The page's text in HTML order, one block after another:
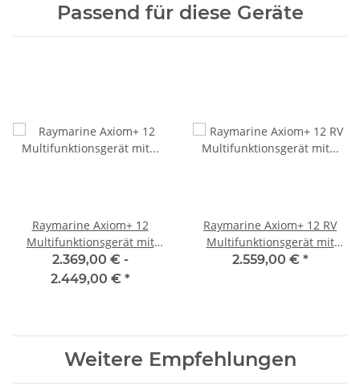
Passend für diese Geräte
Raymarine Axiom+ 12
Multifunktionsgerät mit
optionaler Seekarte und
12,1"" / 30,7cm Display
2.369,00 € -
2.449,00 € *
Raymarine Axiom+ 12 RV
Multifunktionsgerät mit
12,1"" / 30,7cm Touch mit
2.559,00 € *
Weitere Empfehlungen